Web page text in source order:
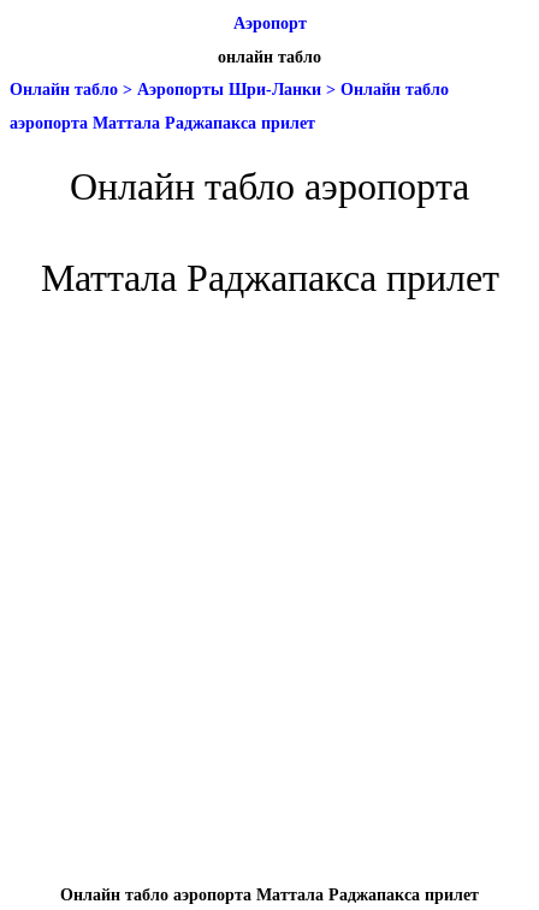
Аэропорт
онлайн табло
Онлайн табло > Аэропорты Шри-Ланки > Онлайн табло
аэропорта Маттала Раджапакса прилет
Онлайн табло аэропорта
Маттала Раджапакса прилет
Онлайн табло аэропорта Маттала Раджапакса прилет